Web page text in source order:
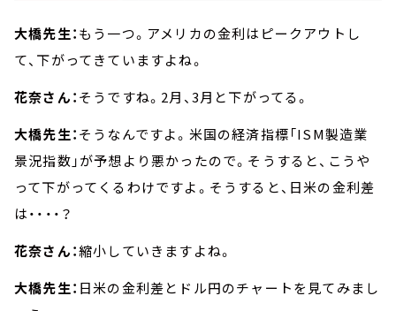
大橋先生：もう一つ。アメリカの金利はピークアウトし
て、下がってきていますよね。
花奈さん：そうですね。2月、3月と下がってる。
大橋先生：そうなんですよ。米国の経済指標「ISM製造業
景況指数」が予想より悪かったので。そうすると、こうや
って下がってくるわけですよ。そうすると、日米の金利差
は・・・・？
花奈さん：縮小していきますよね。
大橋先生： 日米の金利差とドル円のチャートを見てみまし